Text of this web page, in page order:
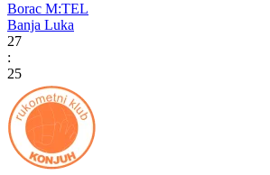
Borac M:TEL
Banja Luka
27
:
25